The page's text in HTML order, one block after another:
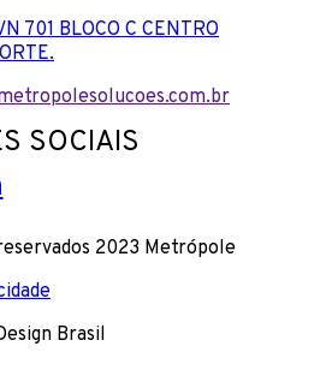
701 BLOCO C CENTRO
SOCIAIS
2023 Metrópole
Brasil